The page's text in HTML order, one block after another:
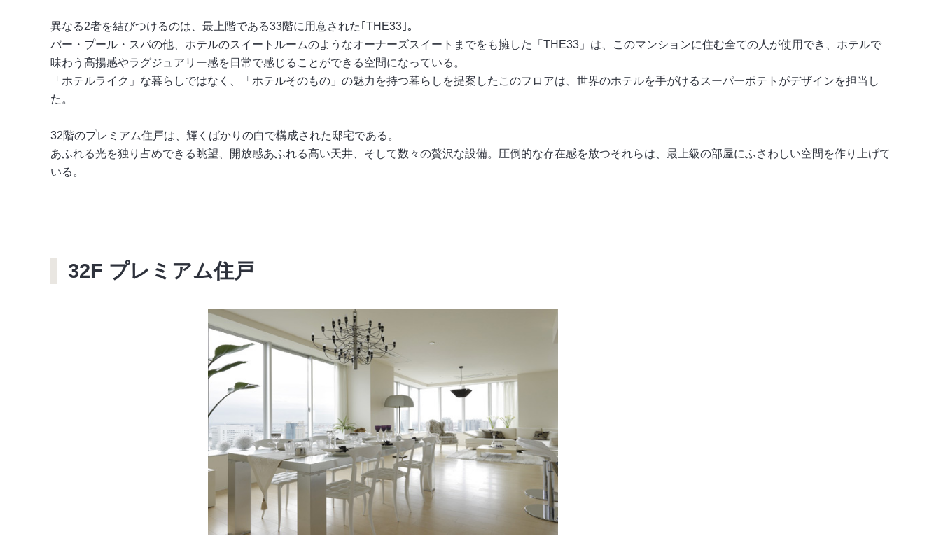
異なる2者を結びつけるのは、最上階である33階に用意された｢THE33｣。
バー・プール・スパの他、ホテルのスイートルームのようなオーナーズスイートまでをも擁した「THE33」は、このマンションに住む全ての人が使用でき、ホテルで
味わう高揚感やラグジュアリー感を日常で感じることができる空間になっている。
「ホテルライク」な暮らしではなく、「ホテルそのもの」の魅力を持つ暮らしを提案したこのフロアは、世界のホテルを手がけるスーパーポテトがデザインを担当し
た。
32階のプレミアム住戸は、輝くばかりの白で構成された邸宅である。
あふれる光を独り占めできる眺望、開放感あふれる高い天井、そして数々の贅沢な設備。圧倒的な存在感を放つそれらは、最上級の部屋にふさわしい空間を作り上げて
いる。
32F プレミアム住戸